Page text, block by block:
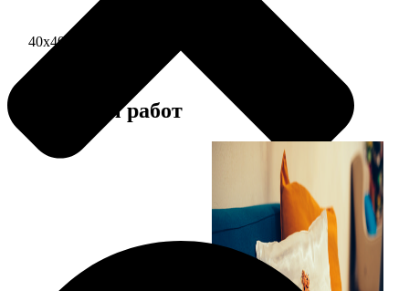
40х40 односторонняя печать
Примеры работ